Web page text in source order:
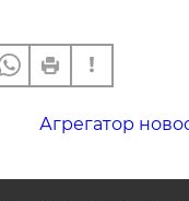
Агрегатор